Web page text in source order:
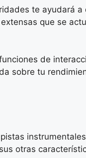
te ayudará a
que se
de
sobre tu
otras